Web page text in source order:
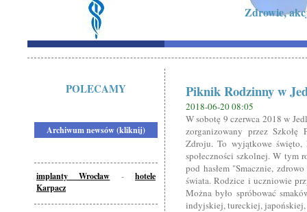
Zdrowie,
POLECAMY
Archiwum newsów (kliknij)
implanty Wrocław -hotele
Karpacz
Piknik Rodzinny w
2018-06-20 08:05
W sobotę 9 czerwca 2018 w
zorganizowany przez Szkołę
Zdroju. To wyjątkowe święto,
społeczności szkolnej. W tym
pod hasłem "Smacznie,
świata. Rodzice i uczniowie
Można było spróbować
indyjskiej, tureckiej,